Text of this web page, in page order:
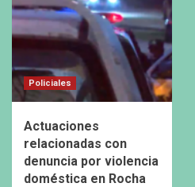
Policiales
Actuaciones
relacionadas con
denuncia por violencia
doméstica en Rocha